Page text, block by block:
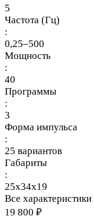
5
Частота (Гц)
:
0,25–500
Мощность
:
40
Программы
:
3
Форма импульса
:
25 вариантов
Габариты
:
25х34х19
Все характеристики
19 800 ₽